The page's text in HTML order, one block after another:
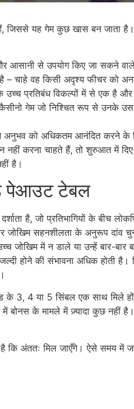
यह गेम कुछ खास बन जाता है।
से उपयोग किए जा सकने वाले
– चाहे वह किसी अदृश्य फीचर को
प्रतिबंध विकल्पों में से एक है
गेम जो निश्चित रूप से उनके
अपने अनुभव को अधिकतम आनंदित
नहीं करना चाहते हैं, तो शुरुआत में
है।
पेआउट टेबल
है, जो प्रतिभागियों के बीच
जोखिम सहनशीलता के अनुरूप दांव
में न डाले या उन्हें बार-बार
होने की संभावना अधिक होती है।
के 3, 4 या 5 सिंबल एक साथ मिले
बोनस के मामले में ज़्यादा कुछ नहीं
अंततः मिल जाएँगे। ऐसे समय में